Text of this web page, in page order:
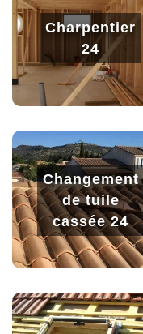
Charpentier
24
Changement
de tuile
cassée 24